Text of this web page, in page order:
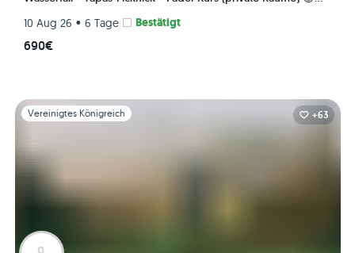
10 Aug 26 • 6 Tage Bestätigt
690€
Folie 1 von 1
Vereinigtes Königreich +63